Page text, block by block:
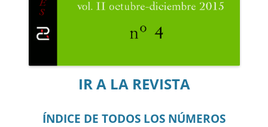
IR A LA REVISTA
ÍNDICE DE TODOS LOS NÚMEROS